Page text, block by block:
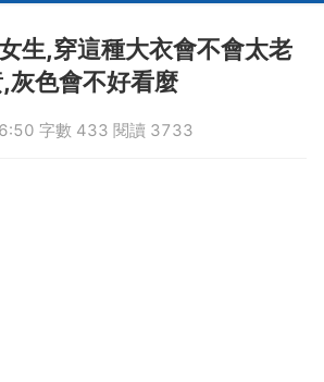
生,穿這種大衣會不會太老
灰色會不好看麼
字數 433 閱讀 3733